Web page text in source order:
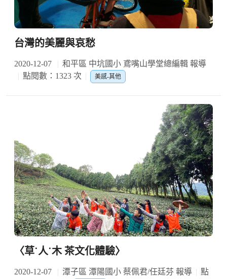
台灣的美麗與哀愁
2020-12-07
和平區 中坑國小 鳶嘴山學堂總編輯 報導
點閱數：1323 次
美感-其他
〈草˙人˙木 茶文化體驗〉
2020-12-07 潭子區 潭陽國小 蔡佩君/任廷芬 報導
點